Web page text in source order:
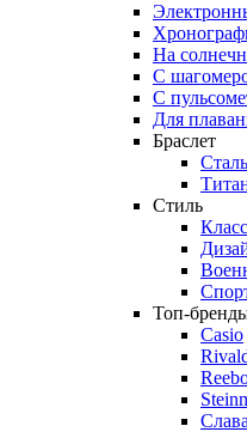
На
С
С
Для
Браслет
Стиль
Топ-
Casio
Слава